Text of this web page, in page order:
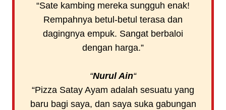
“Sate kambing mereka sungguh enak!
Rempahnya betul-betul terasa dan
dagingnya empuk. Sangat berbaloi
dengan harga.”
“Nurul Ain“
“Pizza Satay Ayam adalah sesuatu yang
baru bagi saya, dan saya suka gabungan